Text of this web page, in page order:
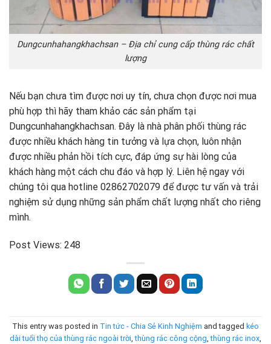
Dungcunhahangkhachsan – Địa chỉ cung cấp thùng rác chất
lượng
Nếu bạn chưa tìm được nơi uy tín, chưa chọn được nơi mua
phù hợp thì hãy tham khảo các sản phẩm tại
Dungcunhahangkhachsan. Đây là nhà phân phối thùng rác
được nhiều khách hàng tin tưởng và lựa chọn, luôn nhận
được nhiều phản hồi tích cực, đáp ứng sự hài lòng của
khách hàng một cách chu đáo và hợp lý. Liên hệ ngay với
chúng tôi qua hotline 02862702079 để được tư vấn và trải
nghiệm sử dụng những sản phẩm chất lượng nhất cho riêng
mình.
Post Views: 248
This entry was posted in Tin tức - Chia Sẻ Kinh Nghiệm and tagged kéo
dài tuổi thọ của thùng rác ngoài trời,thùng rác công cộng,thùng rác inox,